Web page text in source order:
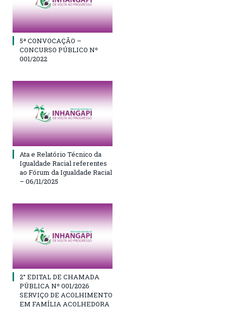
5ª CONVOCAÇÃO –
CONCURSO PÚBLICO Nº
001/2022
Ata e Relatório Técnico da
Igualdade Racial referentes
ao Fórum da Igualdade Racial
– 06/11/2025
2° EDITAL DE CHAMADA
PÚBLICA Nº 001/2026
SERVIÇO DE ACOLHIMENTO
EM FAMÍLIA ACOLHEDORA